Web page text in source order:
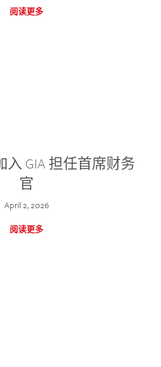
阅读更多
入 GIA 担任首席财务
官
April 2, 2026
阅读更多